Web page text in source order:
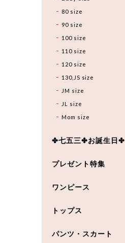
80 size
90 size
100 size
110 size
120 size
130,JS size
JM size
JL size
Mom size
✤七五三✤お誕生日✤
プレゼント特集
ワンピース
トップス
パンツ・スカート